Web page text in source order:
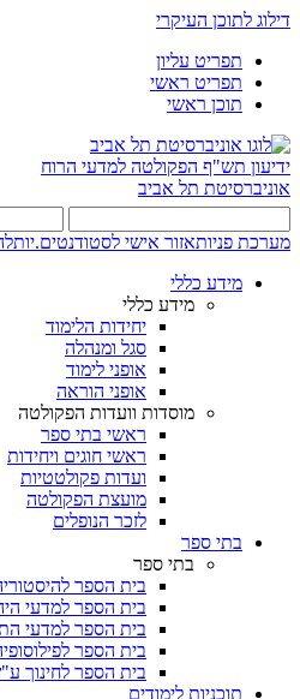
דילוג לתוכן העיקרי
תפריט עליון
תפריט ראשי
תוכן ראשי
ידיעון תש"ף הפקולטה למדעי הרוח
אוניברסיטת תל אביב
מערכת פניותאזור אישי לסטודנטים.יות
מידע כללי
מידע כללי
יחידות הלימוד
סגל ומנהלה
אופני לימוד
אופני הוראה
מוסדות וועדות הפקולטה
ראשי בתי ספר
ראשי חוגים ויחידות
ועדות פקולטטיות
מועצת הפקולטה
לזכר הנופלים
בתי ספר
בתי ספר
בית הספר
בית הספר למדעי
בית הספר למדעי
בית הספר
בית הספר לחינוך
תוכניות לימודים